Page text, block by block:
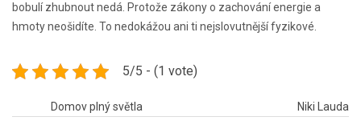
bobulí zhubnout nedá. Protože zákony o zachování energie a
hmoty neošidíte. To nedokážou ani ti nejslovutnější fyzikové.
5/5 - (1 vote)
Navigace
Domov plný světla Niki Lauda